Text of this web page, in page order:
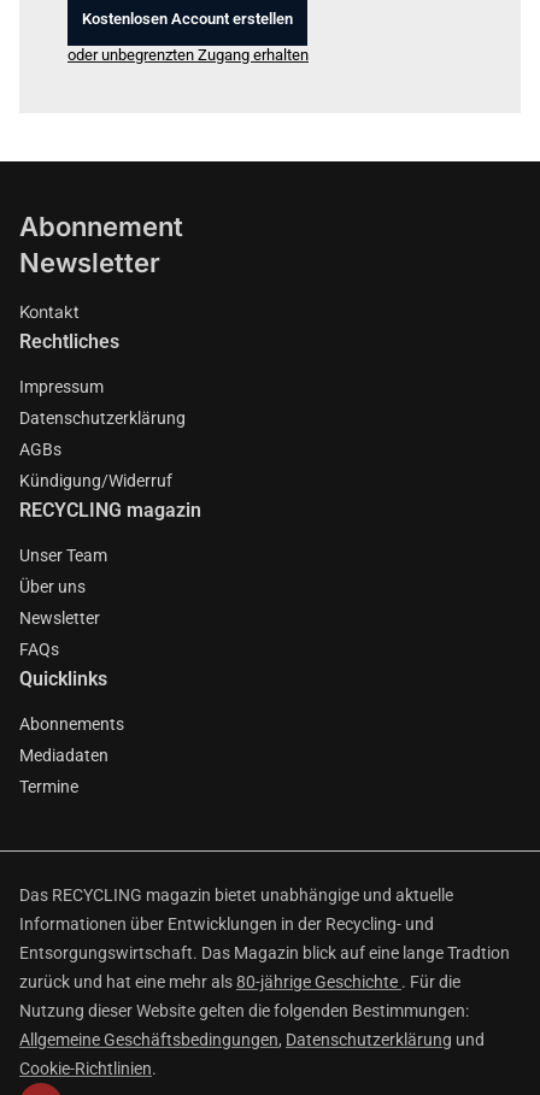
Kostenlosen Account erstellen
oder unbegrenzten Zugang erhalten
Abonnement
Newsletter
Kontakt
Rechtliches
Impressum
Datenschutzerklärung
AGBs
Kündigung/Widerruf
RECYCLING magazin
Unser Team
Über uns
Newsletter
FAQs
Quicklinks
Abonnements
Mediadaten
Termine
Das RECYCLING magazin bietet unabhängige und aktuelle
Informationen über Entwicklungen in der Recycling- und
Entsorgungswirtschaft. Das Magazin blick auf eine lange Tradtion
zurück und hat eine mehr als80-jährige Geschichte . Für die
Nutzung dieser Website gelten die folgenden Bestimmungen:
Allgemeine Geschäftsbedingungen, Datenschutzerklärung und
Cookie-Richtlinien.